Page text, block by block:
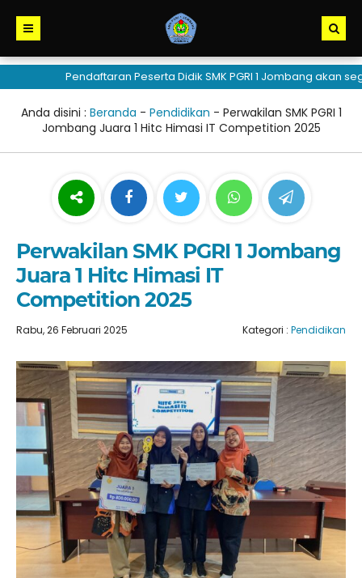
Pendaftaran Peserta Didik SMK PGRI 1 Jombang akan
Anda disini : Beranda - Pendidikan - Perwakilan SMK PGRI 1
Jombang Juara 1 Hitc Himasi IT Competition 2025
Perwakilan SMK PGRI 1 Jombang
Juara 1 Hitc Himasi IT
Competition 2025
Rabu, 26 Februari 2025 Kategori : Pendidikan